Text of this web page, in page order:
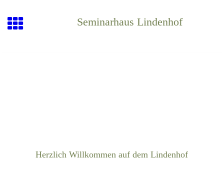
Seminarhaus Lindenhof
Herzlich Willkommen auf dem Lindenhof